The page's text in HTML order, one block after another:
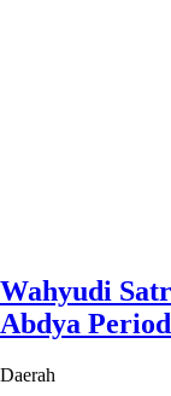
Wahyudi
Abdya
Daerah